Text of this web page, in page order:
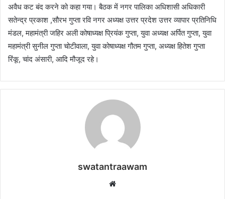
अवैध कट बंद करने को कहा गया। बैठक में नगर पालिका अधिशासी अधिकारी
सतेन्द्र प्रकाश ,सौरभ गुप्ता रवि नगर अध्यक्ष उत्तर प्रदेश उत्तर व्यापार प्रतिनिधि
मंडल, महामंत्री जहिर अली कोषाध्यक्ष प्रियंक गुप्ता, युवा अध्यक्ष अर्पित गुप्ता, युवा
महामंत्री सुनील गुप्ता चोटीवाला, युवा कोषाध्यक्ष गौतम गुप्ता, अध्यक्ष हितेश गुप्ता
रिंकू, चांद अंसारी, आदि मौजूद रहे।
swatantraawam